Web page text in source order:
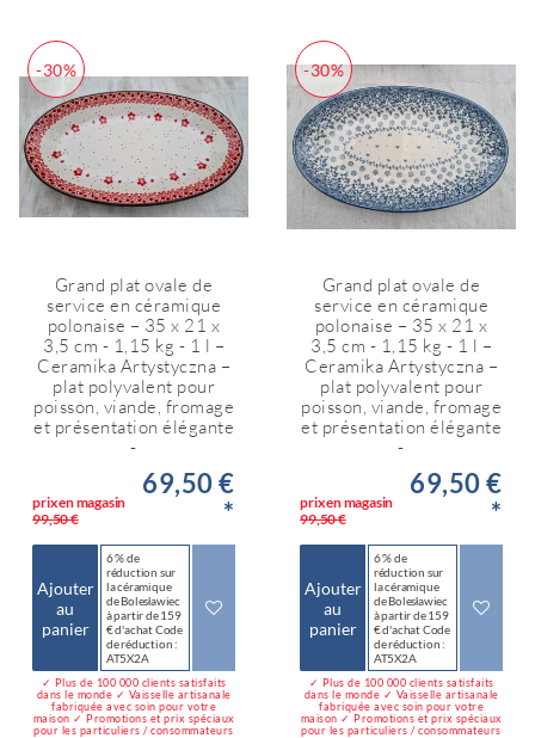
-30%
Grand plat ovale de
service en céramique
polonaise – 35 x 21 x
3,5 cm - 1,15 kg - 1 l –
Ceramika Artystyczna –
plat polyvalent pour
poisson, viande, fromage
et présentation élégante
-
prix en magasin
99,50 €
69,50 €
*
Ajouter
au
panier
6 % de
réduction sur
la céramique
de Bolesławiec
à partir de 159
€ d'achat Code
de réduction :
AT5X2A
✓ Plus de 100 000 clients satisfaits
dans le monde ✓ Vaisselle artisanale
fabriquée avec soin pour votre
maison ✓ Promotions et prix spéciaux
pour les particuliers / consommateurs
-30%
Grand plat ovale de
service en céramique
polonaise – 35 x 21 x
3,5 cm - 1,15 kg - 1 l –
Ceramika Artystyczna –
plat polyvalent pour
poisson, viande, fromage
et présentation élégante
-
prix en magasin
99,50 €
69,50 €
*
Ajouter
au
panier
6 % de
réduction sur
la céramique
de Bolesławiec
à partir de 159
€ d'achat Code
de réduction :
AT5X2A
✓ Plus de 100 000 clients satisfaits
dans le monde ✓ Vaisselle artisanale
fabriquée avec soin pour votre
maison ✓ Promotions et prix spéciaux
pour les particuliers / consommateurs